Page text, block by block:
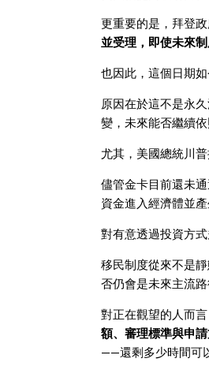
更重要的是，拜登
並受理，即使未來
也因此，這個日期如
原因在於這不是永
變，未來能否繼續
尤其，美國總統川
儘管金卡目前還未
資金進入經濟體並
對有意透過投資方
移民制度從來不是
否仍會是未來主流路
對正在觀望的人而言
額、審理標準與申
——還剩多少時間可